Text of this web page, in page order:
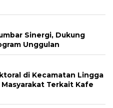
Sinergi, Dukung
Unggulan
di Kecamatan Lingga
Terkait Kafe